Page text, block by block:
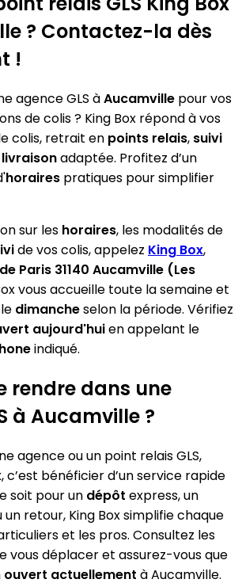
? Contactez-la dès
!
agence GLS àAucamville pour vos
de colis ? King Box répond à vos
colis, retrait en points relais, suivi
livraisonadaptée. Profitez d’un
horaires pratiques pour simplifier
sur les horaires, les modalités de
de vos colis, appelez King Box,
Paris 31140 Aucamville (Les
vous accueille toute la semaine et
dimancheselon la période. Vérifiez
aujourd'huien appelant le
indiqué.
rendre dans une
à Aucamville ?
agence ou un point relais GLS,
, c’est bénéficier d’un service rapide
soit pour un dépôt express, un
retour, King Box simplifie chaque
et les pros. Consultez les
vous déplacer et assurez-vous que
ouvert actuellement à Aucamville.